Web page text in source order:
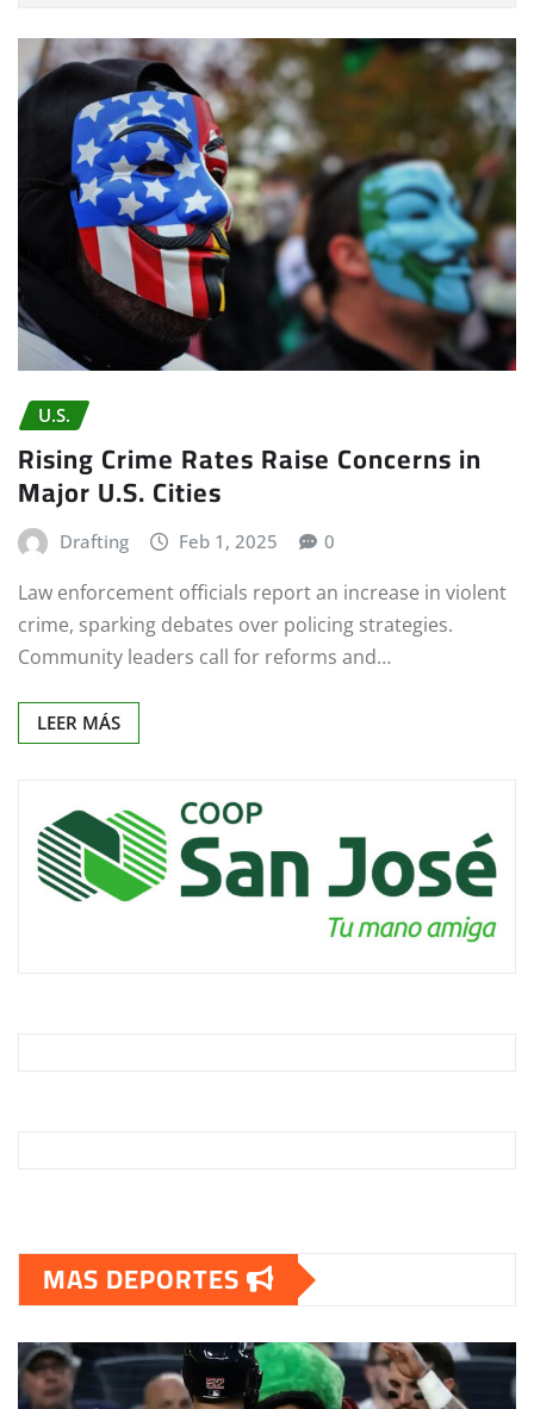
U.S.
Rising Crime Rates Raise Concerns in
Major U.S. Cities
Drafting Feb 1, 2025 0
Law enforcement officials report an increase in violent
crime, sparking debates over policing strategies.
Community leaders call for reforms and…
LEER MÁS
MAS DEPORTES